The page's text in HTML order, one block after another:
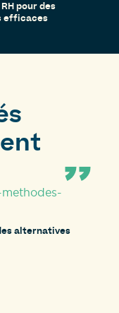
pour des
efficaces
alternatives